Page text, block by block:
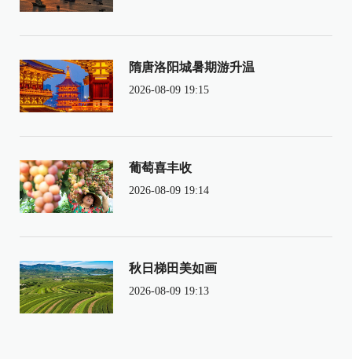
隋唐洛阳城暑期游升温
2026-08-09 19:15
葡萄喜丰收
2026-08-09 19:14
秋日梯田美如画
2026-08-09 19:13